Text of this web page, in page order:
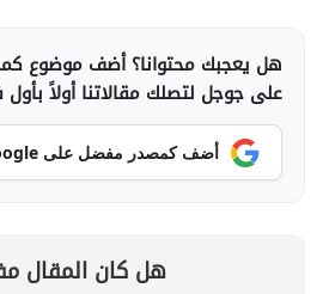
هل يعجبك محتوانا؟ أضف موضوع
على جوجل لتصلك مقالاتنا أولاً
أضف كمصدر مفضل على Google
هل كان المقال